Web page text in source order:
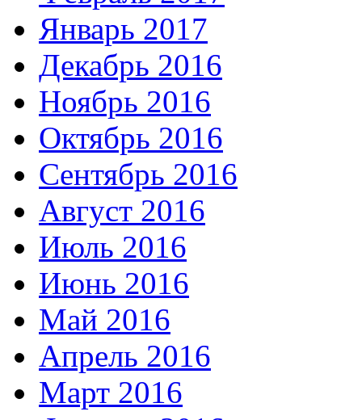
Январь 2017
Декабрь 2016
Ноябрь 2016
Октябрь 2016
Сентябрь 2016
Август 2016
Июль 2016
Июнь 2016
Май 2016
Апрель 2016
Март 2016